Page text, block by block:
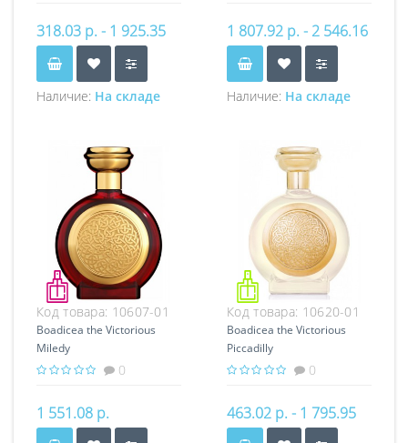
318.03 р. - 1 925.35
р.
Наличие: На складе
1 807.92 р. - 2 546.16
р.
Наличие: На складе
Код товара: 10607-01
Boadicea the Victorious
Miledy
0
1 551.08 р.
Код товара: 10620-01
Boadicea the Victorious
Piccadilly
0
463.02 р. - 1 795.95
р.